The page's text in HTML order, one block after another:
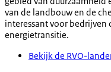
van de landbouw en de
interessant voor bedrijven
energietransitie.
Bekijk de RVO-